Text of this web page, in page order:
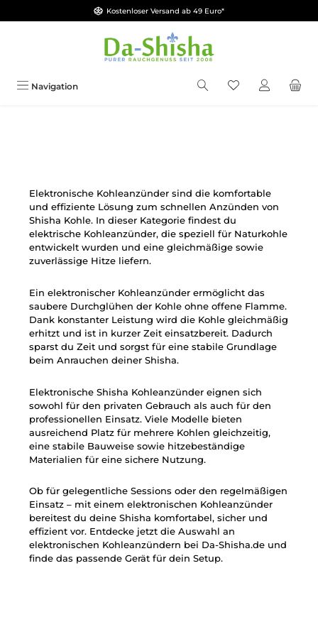
Zum Hauptinhalt springenKostenloser Versand ab 49 Euro*
Navigation Du hast 0
Elektronische Kohleanzünder sind die komfortable
und effiziente Lösung zum schnellen Anzünden von
Shisha Kohle. In dieser Kategorie findest du
elektrische Kohleanzünder, die speziell für Naturkohle
entwickelt wurden und eine gleichmäßige sowie
zuverlässige Hitze liefern.
Ein elektronischer Kohleanzünder ermöglicht das
saubere Durchglühen der Kohle ohne offene Flamme.
Dank konstanter Leistung wird die Kohle gleichmäßig
erhitzt und ist in kurzer Zeit einsatzbereit. Dadurch
sparst du Zeit und sorgst für eine stabile Grundlage
beim Anrauchen deiner Shisha.
Elektronische Shisha Kohleanzünder eignen sich
sowohl für den privaten Gebrauch als auch für den
professionellen Einsatz. Viele Modelle bieten
ausreichend Platz für mehrere Kohlen gleichzeitig,
eine stabile Bauweise sowie hitzebeständige
Materialien für eine sichere Nutzung.
Ob für gelegentliche Sessions oder den regelmäßigen
Einsatz – mit einem elektronischen Kohleanzünder
bereitest du deine Shisha komfortabel, sicher und
effizient vor. Entdecke jetzt die Auswahl an
elektronischen Kohleanzündern bei Da-Shisha.de und
finde das passende Gerät für dein Setup.